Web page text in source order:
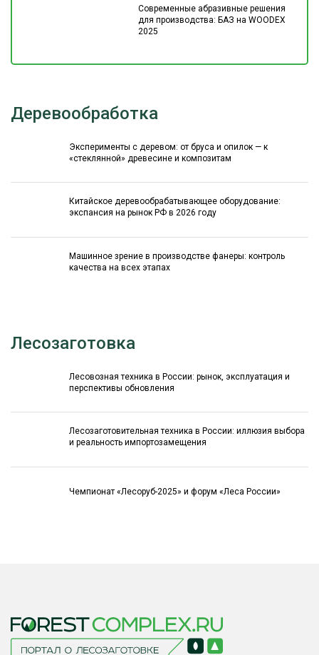
Современные абразивные решения
для производства: БАЗ на WOODEX
2025
Деревообработка
Эксперименты с деревом: от бруса и опилок — к
«стеклянной» древесине и композитам
Китайское деревообрабатывающее оборудование:
экспансия на рынок РФ в 2026 году
Машинное зрение в производстве фанеры: контроль
качества на всех этапах
Лесозаготовка
Лесовозная техника в России: рынок, эксплуатация и
перспективы обновления
Лесозаготовительная техника в России: иллюзия выбора
и реальность импортозамещения
Чемпионат «Лесоруб-2025» и форум «Леса России»